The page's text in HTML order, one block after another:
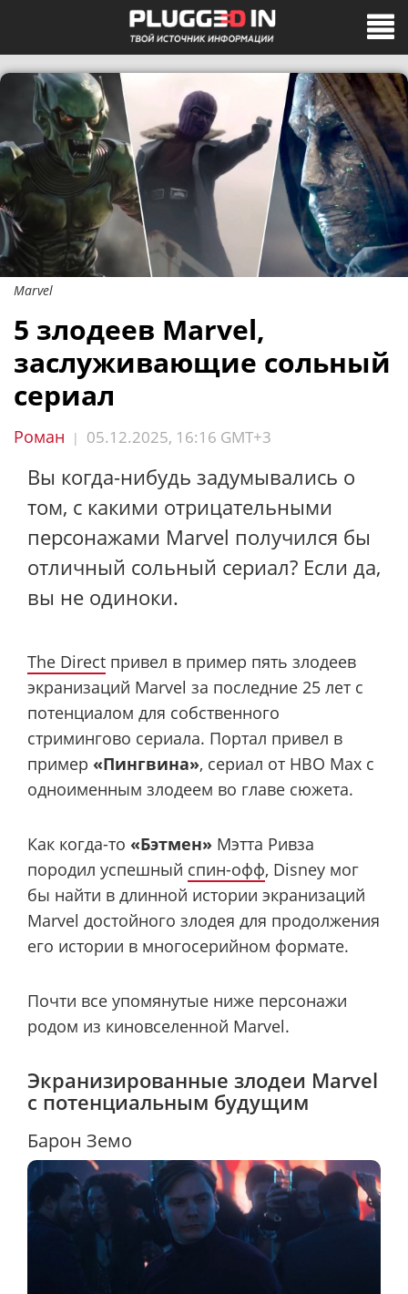
Marvel
5 злодеев Marvel,
заслуживающие сольный
сериал
Роман | 05.12.2025, 16:16 GMT+3
Вы когда-нибудь задумывались о
том, с какими отрицательными
персонажами Marvel получился бы
отличный сольный сериал? Если да,
вы не одиноки.
The Direct привел в пример пять злодеев
экранизаций Marvel за последние 25 лет с
потенциалом для собственного
стримингово сериала. Портал привел в
пример «Пингвина», сериал от HBO Max с
одноименным злодеем во главе сюжета.
Как когда-то «Бэтмен» Мэтта Ривза
породил успешный спин-офф, Disney мог
бы найти в длинной истории экранизаций
Marvel достойного злодея для продолжения
его истории в многосерийном формате.
Почти все упомянутые ниже персонажи
родом из киновселенной Marvel.
Экранизированные злодеи Marvel
с потенциальным будущим
Барон Земо